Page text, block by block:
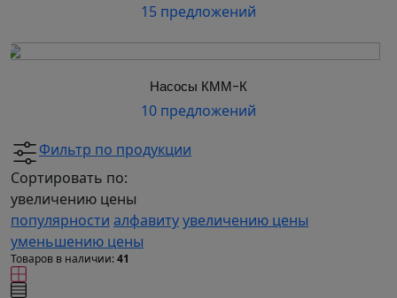
15 предложений
Насосы КММ-К
10 предложений
Фильтр по продукции
Сортировать по:
увеличению цены
популярности алфавитуувеличению цены
уменьшению цены
Товаров в наличии:41